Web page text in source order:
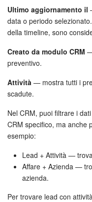
Ultimo aggiornamento il
data o periodo
della timeline, sono
Creato da modulo CRM
preventivo.
Attività — mostra tutti i
scadute.
Nel CRM, puoi filtrare i
CRM specifico, ma anche
esempio:
Lead + Attività —
Affare + Azienda —
azienda.
Per trovare lead con